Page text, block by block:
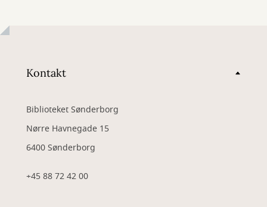
Kontakt
Biblioteket Sønderborg
Nørre Havnegade 15
6400 Sønderborg
+45 88 72 42 00